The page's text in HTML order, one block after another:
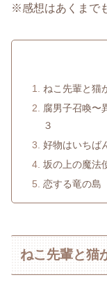
※感想はあくまで
ねこ先輩と猫
腐男子召喚〜
３
好物はいちば
坂の上の魔
恋する竜の島
ねこ先輩と猫